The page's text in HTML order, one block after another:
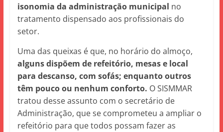
isonomia da administração municipal no
tratamento dispensado aos profissionais do
setor.
Uma das queixas é que, no horário do almoço,
alguns dispõem de refeitório, mesas e local
para descanso, com sofás; enquanto outros
têm pouco ou nenhum conforto. O SISMMAR
tratou desse assunto com o secretário de
Administração, que se comprometeu a ampliar o
refeitório para que todos possam fazer as